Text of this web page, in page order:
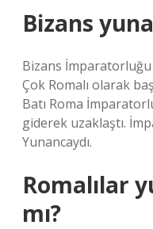
Bizans
Bizans İmparatorluğu
Çok Romalı olarak
Batı Roma
giderek uzaklaştı.
Yunancaydı.
Romalılar
mı?